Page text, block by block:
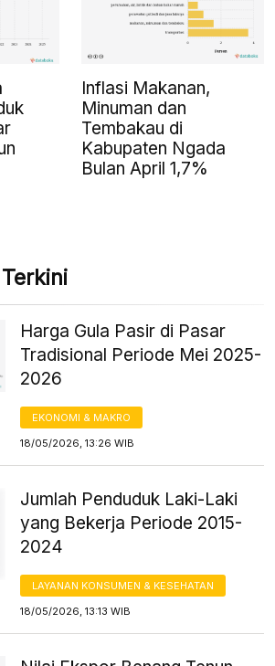
Inflasi Makanan,
Minuman dan
Tembakau di
Kabupaten Ngada
Bulan April 1,7%
Harga Gula Pasir di Pasar
Tradisional Periode Mei 2025-
2026
EKONOMI & MAKRO
18/05/2026, 13:26 WIB
Jumlah Penduduk Laki-Laki
yang Bekerja Periode 2015-
2024
LAYANAN KONSUMEN & KESEHATAN
18/05/2026, 13:13 WIB